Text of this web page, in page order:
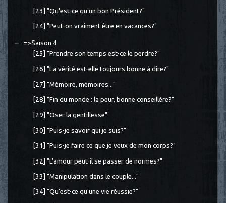
[23] "Qu'est-ce qu'un bon Président?"
[24] "Peut-on vraiment être en vacances?"
=>Saison 4
[25] "Prendre son temps est-ce le perdre?"
[26] "La vérité est-elle toujours bonne à dire?"
[27] "Mémoire, mémoires..."
[28] "Fin du monde : la peur, bonne conseillère?"
[29] "Oser la gentillesse"
[30] "Puis-je savoir qui je suis?"
[31] "Puis-je faire ce que je veux de mon corps?"
[32] "L'amour peut-il se passer de normes?"
[33] "Manipulation dans le couple..."
[34] "Qu'est-ce qu'une vie réussie?"